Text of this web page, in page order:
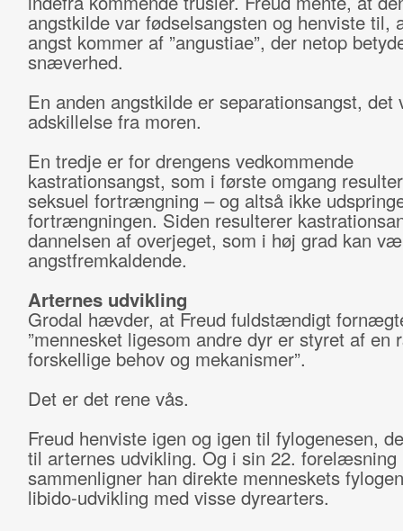
angstkilde var fødselsangsten og henviste til,
angst kommer af ”angustiae”, der netop
snæverhed.
En anden angstkilde er separationsangst, det
adskillelse fra moren.
En tredje er for drengens vedkommende
kastrationsangst, som i første omgang
seksuel fortrængning – og altså ikke
fortrængningen. Siden resulterer
dannelsen af overjeget, som i høj grad kan
angstfremkaldende.
Arternes udvikling
Grodal hævder, at Freud fuldstændigt
”mennesket ligesom andre dyr er styret af en
forskellige behov og mekanismer”.
Det er det rene vås.
Freud henviste igen og igen til fylogenesen,
til arternes udvikling. Og i sin 22. forelæsning
sammenligner han direkte menneskets
libido-udvikling med visse dyrearters.